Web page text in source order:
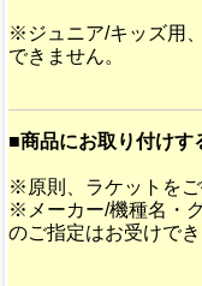
※ジュニア/キッズ用
できません。
■商品にお取り付けす
※原則、ラケットをご
※メーカー/機種名・
のご指定はお受けでき